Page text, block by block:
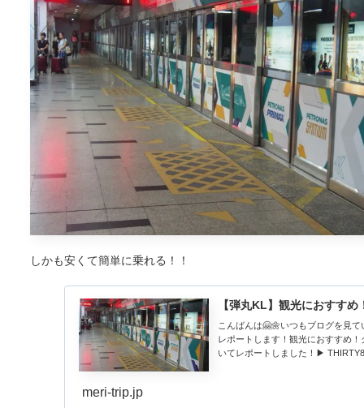
しかも安くて簡単に乗れる！！
【弾丸KL】観光におすす
こんばんは🤗🌼いつもブログを見
レポートします！観光におすすめ
いてレポートしました！▶
meri-trip.jp